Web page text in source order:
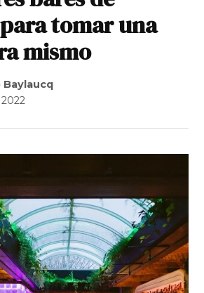
tomar una
mismo
Baylaucq